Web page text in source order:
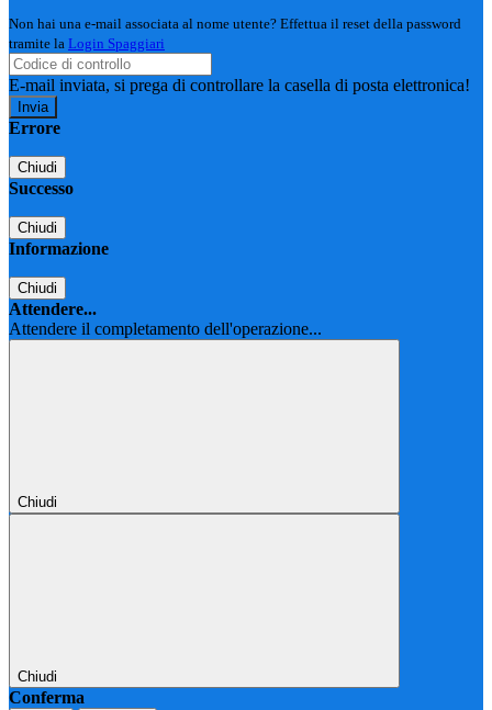
Non hai una e-mail associata al nome utente? Effettua il reset della password
tramite la Login Spaggiari
E-mail inviata, si prega di controllare la casella di posta elettronica!
Errore
Chiudi
Successo
Chiudi
Informazione
Chiudi
Attendere...
Attendere il completamento dell'operazione...
Chiudi
Chiudi
Conferma